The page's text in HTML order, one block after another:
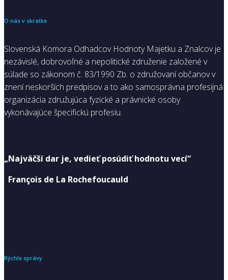
O nás v skratke
Slovenská Komora Odhadcov Hodnoty Majetku a Znalcov je
nezávislé, dobrovoľné a nepolitické združenie založené v
súlade so zákonom č. 83/1990 Zb. o združovaní občanov v
znení neskorších predpisov a to ako samosprávna profesijná
organizácia združujúca fyzické a právnické osoby
vykonávajúce špecifickú profesiu.
„Najväčší dar je, vedieť posúdiť hodnotu vecí“
François de La Rochefoucauld
Rýchle správy